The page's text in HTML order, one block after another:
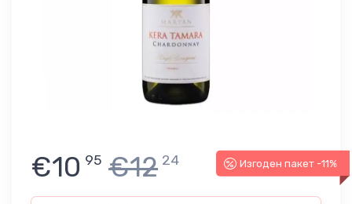
Изгоден пакет -11%
€10 95 €12 24